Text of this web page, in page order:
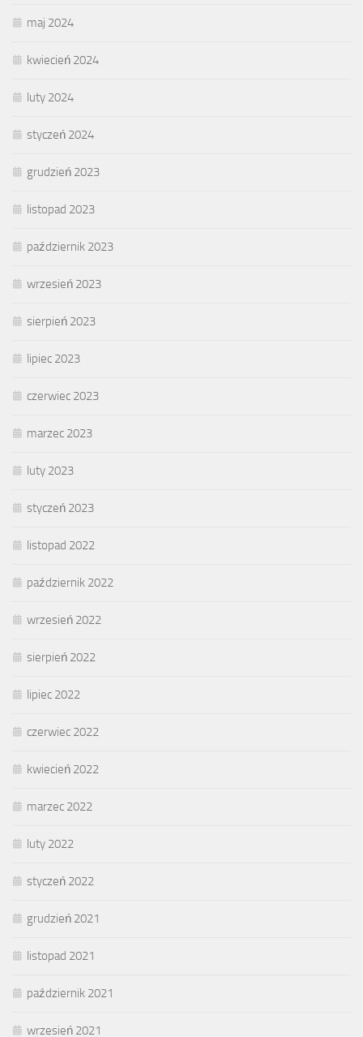
maj 2024
kwiecień 2024
luty 2024
styczeń 2024
grudzień 2023
listopad 2023
październik 2023
wrzesień 2023
sierpień 2023
lipiec 2023
czerwiec 2023
marzec 2023
luty 2023
styczeń 2023
listopad 2022
październik 2022
wrzesień 2022
sierpień 2022
lipiec 2022
czerwiec 2022
kwiecień 2022
marzec 2022
luty 2022
styczeń 2022
grudzień 2021
listopad 2021
październik 2021
wrzesień 2021